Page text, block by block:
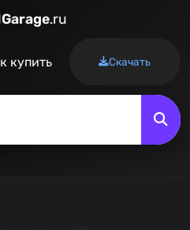
.ru
купить Скачать